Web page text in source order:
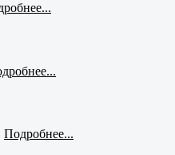
Подробнее...